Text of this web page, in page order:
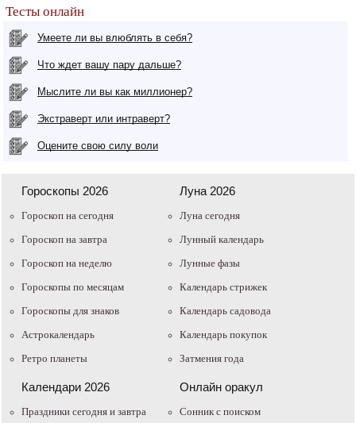
Тесты онлайн
Умеете ли вы влюблять в себя?
Что ждет вашу пару дальше?
Мыслите ли вы как миллионер?
Экстраверт или интраверт?
Оцените свою силу воли
Гороскопы 2026
Гороскоп на сегодня
Гороскоп на завтра
Гороскоп на неделю
Гороскопы по месяцам
Гороскопы для знаков
Астрокалендарь
Ретро планеты
Луна 2026
Луна сегодня
Лунный календарь
Лунные фазы
Календарь стрижек
Календарь садовода
Календарь покупок
Затмения года
Календари 2026
Праздники сегодня и завтра
Онлайн оракул
Cонник с поиском